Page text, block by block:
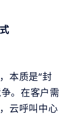
本质是“封
。在客户需
云呼叫中心